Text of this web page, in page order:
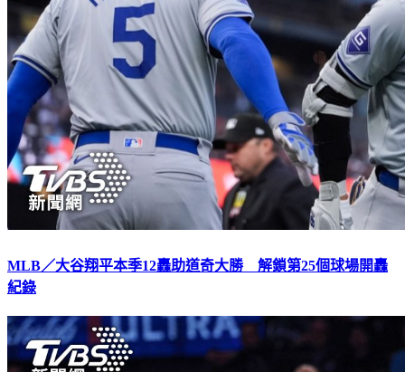
MLB／大谷翔平本季12轟助道奇大勝 解鎖第25個球場開轟
紀錄